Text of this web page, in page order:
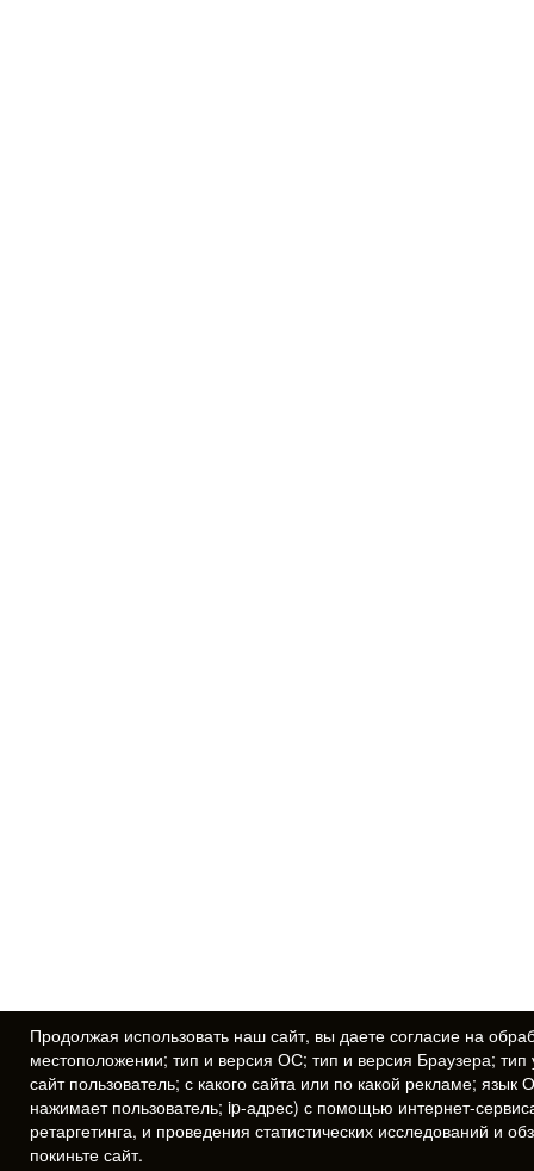
Продолжая использовать наш сайт, вы даете согласие на
местоположении; тип и версия ОС; тип и версия Браузера;
сайт пользователь; с какого сайта или по какой рекламе;
нажимает пользователь; ip-адрес) с помощью интернет-
ретаргетинга, и проведения статистических исследований и
покиньте сайт.